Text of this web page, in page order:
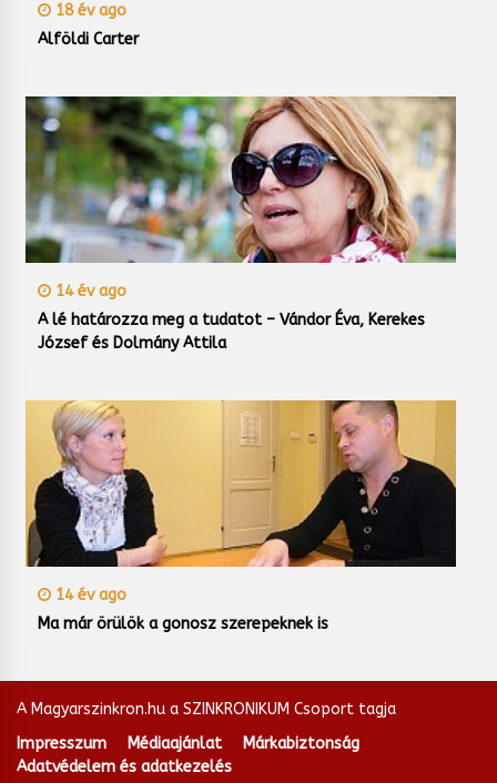
18 év ago
Alföldi Carter
14 év ago
A lé határozza meg a tudatot – Vándor Éva, Kerekes
József és Dolmány Attila
14 év ago
Ma már örülök a gonosz szerepeknek is
A Magyarszinkron.hu a SZINKRONIKUM Csoport tagja
Impresszum
Médiaajánlat
Márkabiztonság
Adatvédelem és adatkezelés